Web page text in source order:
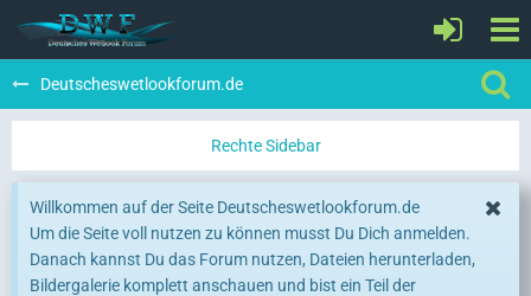
Deutscheswetlookforum.de
Willkommen auf der Seite Deutscheswetlookforum.de
Um die Seite voll nutzen zu können musst Du Dich anmelden.
Danach kannst Du das Forum nutzen, Dateien herunterladen,
Bildergalerie komplett anschauen und bist ein Teil der